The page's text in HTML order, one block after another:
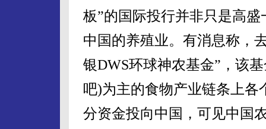
板”的国际投行并非只是高
中国的养殖业。有消息称，
银DWS环球神农基金”，该
吧)为主的食物产业链条上
分资金投向中国，可见中国